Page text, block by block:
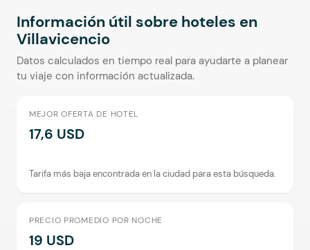
Información útil sobre hoteles en
Villavicencio
Datos calculados en tiempo real para ayudarte a planear
tu viaje con información actualizada.
MEJOR OFERTA DE HOTEL
17,6 USD
Tarifa más baja encontrada en la ciudad para esta búsqueda.
PRECIO PROMEDIO POR NOCHE
19 USD